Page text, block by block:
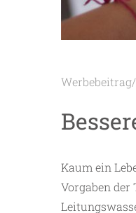
Kaum ein
Vorgaben